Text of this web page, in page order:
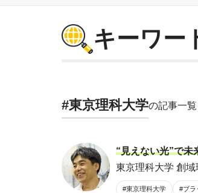
キーワー
#東京理科大学の記事一
“見えない光”で未
東京理科大学 創
#東京理科大学 #ブラ